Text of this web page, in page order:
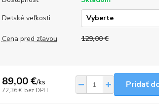
Detské veľkosti
Cena pred zľavou 129,00 €
89,00 €/ks
72,36 € bez DPH
Pridať